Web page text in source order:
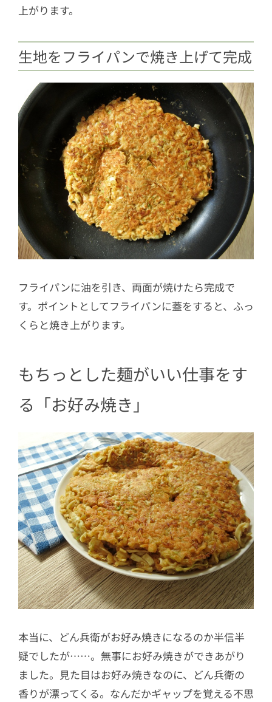
上がります。
生地をフライパンで焼き上げて完成
フライパンに油を引き、両面が焼けたら完成で
す。ポイントとしてフライパンに蓋をすると、ふっ
くらと焼き上がります。
もちっとした麺がいい仕事をす
る「お好み焼き」
本当に、どん兵衛がお好み焼きになるのか半信半
疑でしたが……。無事にお好み焼きができあがり
ました。見た目はお好み焼きなのに、どん兵衛の
香りが漂ってくる。なんだかギャップを覚える不思